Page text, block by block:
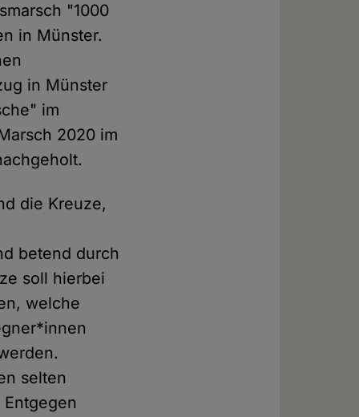
"1000
in Münster.
in Münster
im
2020 im
die Kreuze,
betend durch
soll hierbei
welche
selten